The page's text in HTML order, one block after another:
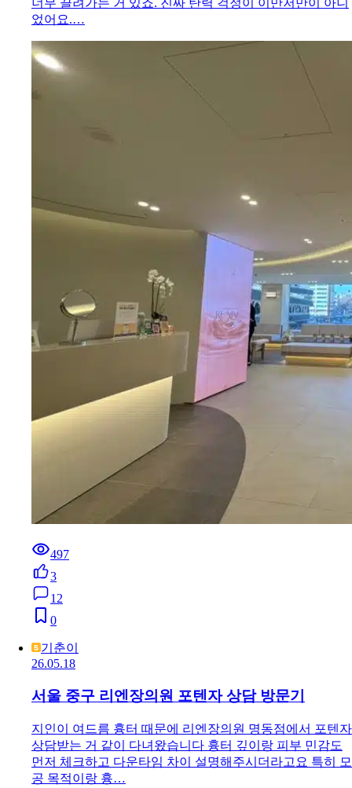
너무 끌려가는 거 있죠. 진짜 탄력 걱정이 이만저만이 아니
었어요.…
497
3
12
0
기춘이
26.05.18
서울 중구 리엔장의원 포텐자 상담 방문기
지인이 여드름 흉터 때문에 리엔장의원 명동점에서 포텐자
상담받는 거 같이 다녀왔습니다 흉터 깊이랑 피부 민감도
먼저 체크하고 다운타임 차이 설명해주시더라고요 특히 모
공 목적이랑 흉…